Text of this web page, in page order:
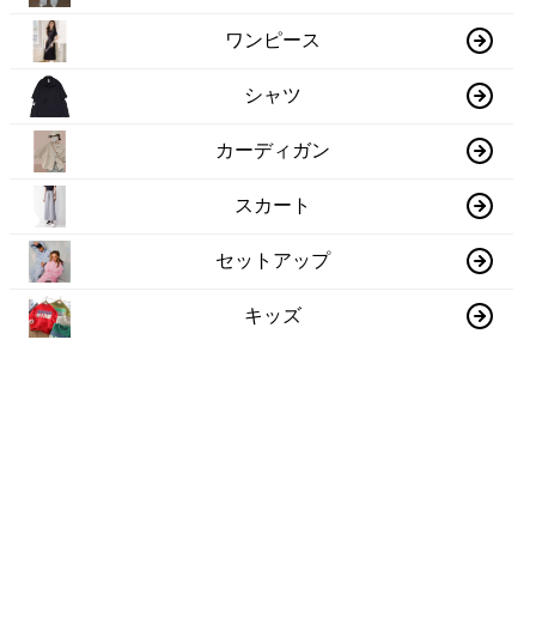
ワンピース
シャツ
カーディガン
スカート
セットアップ
キッズ